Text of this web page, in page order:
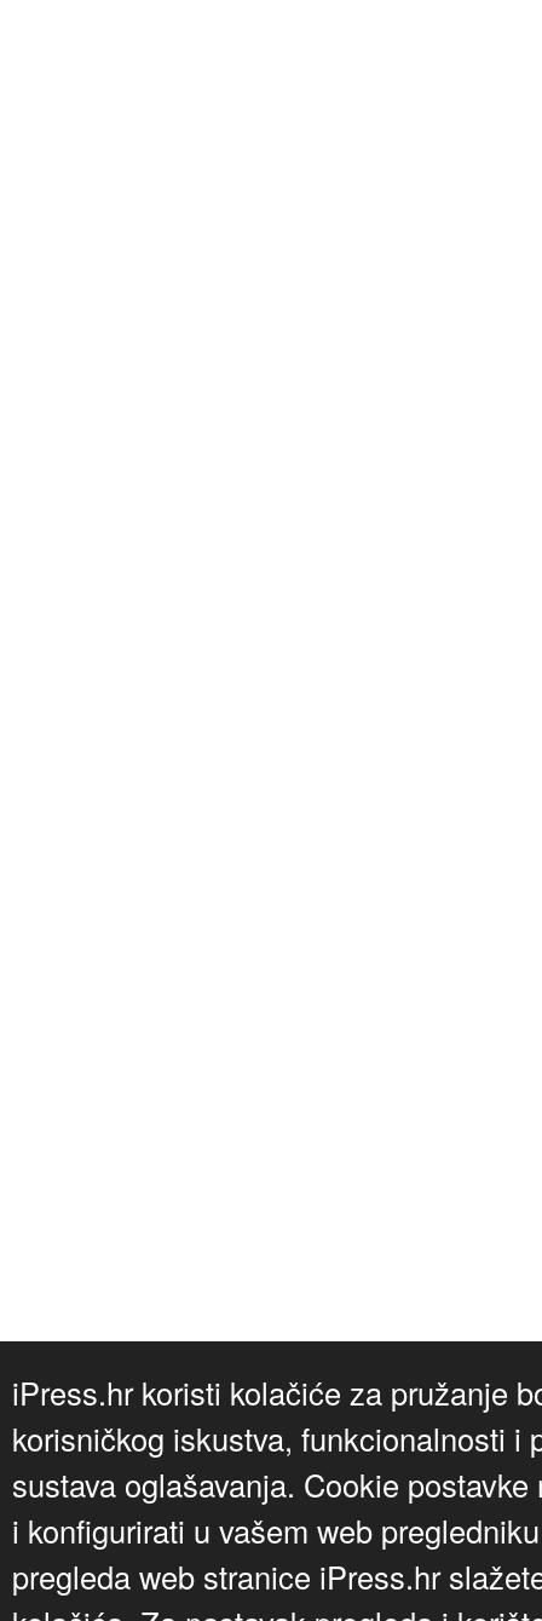
iPress.hr koristi kolačiće za pružanje
korisničkog iskustva, funkcionalnosti i
sustava oglašavanja. Cookie
i konfigurirati u vašem web
pregleda web stranice iPress.hr